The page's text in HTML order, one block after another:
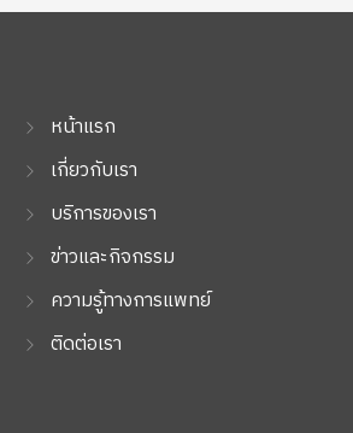
หน้าแรก
เกี่ยวกับเรา
บริการของเรา
ข่าวและกิจกรรม
ความรู้ทางการแพทย์
ติดต่อเรา